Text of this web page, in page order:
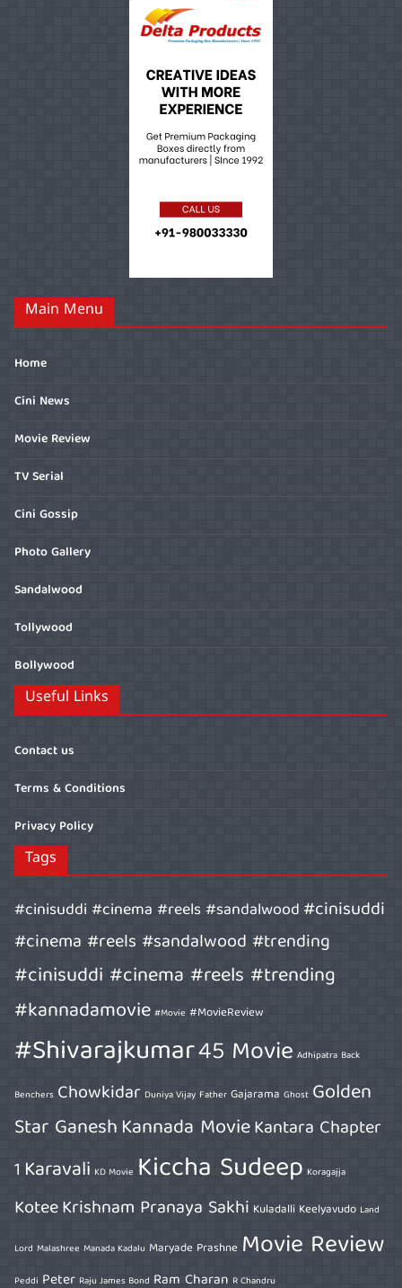
Main Menu
Home
Cini News
Movie Review
TV Serial
Cini Gossip
Photo Gallery
Sandalwood
Tollywood
Bollywood
Useful Links
Contact us
Terms & Conditions
Privacy Policy
Tags
#cinisuddi #cinema #reels #sandalwood#cinisuddi
#cinema #reels #sandalwood #trending
#cinisuddi #cinema #reels #trending
#kannadamovie #Movie #MovieReview
#Shivarajkumar45 Movie Adhipatra Back
Benchers Chowkidar Duniya Vijay Father Gajarama Ghost Golden
Star GaneshKannada MovieKantara Chapter
1 Karavali KD Movie Kiccha Sudeep Koragajja
KoteeKrishnam Pranaya Sakhi Kuladalli Keelyavudo Land
Lord Malashree Manada Kadalu Maryade Prashne Movie Review
Peddi Peter Raju James Bond Ram Charan R Chandru